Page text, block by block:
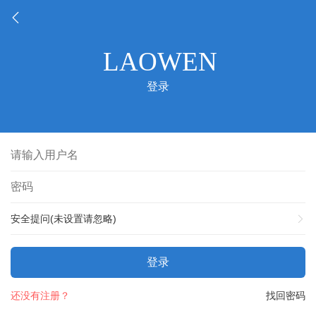
登录
安全提问(未设置请忽略)
登录
找回密码
还没有注册？